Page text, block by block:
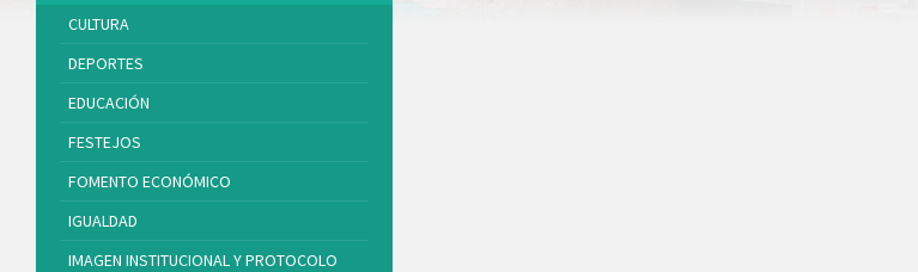
CULTURA
DEPORTES
EDUCACIÓN
FESTEJOS
FOMENTO ECONÓMICO
IGUALDAD
IMAGEN INSTITUCIONAL Y PROTOCOLO